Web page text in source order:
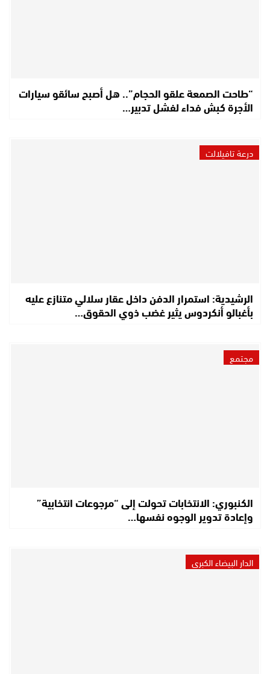
“طاحت الصمعة علقو الحجام”.. هل أصبح سائقو سيارات
الأجرة كبش فداء لفشل تدبير…
درعة تافيلالت
الرشيدية: استمرار الدفن داخل عقار سلالي متنازع عليه
بأغبالو أنكردوس يثير غضب ذوي الحقوق…
مجتمع
الكنبوري: الانتخابات تحولت إلى “مرجوعات انتخابية”
وإعادة تدوير الوجوه نفسها…
الدار البيضاء الكبرى